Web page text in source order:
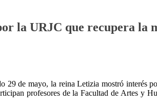
la URJC que recupera la
de mayo, la reina Letizia mostró interés
profesores de la Facultad de Artes y